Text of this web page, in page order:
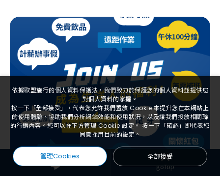
goTop
依據歐盟施行的個人資料保護法，我們致力於保護您的個人資料並提供您
對個人資料的掌握。
按一下「全部接受」，代表您允許我們置放 Cookie 來提升您在本網站上
的使用體驗、協助我們分析網站效能和使用狀況，以及讓我們投放相關聯
的行銷內容。您可以在下方管理 Cookie 設定。 按一下「確認」即代表您
同意採用目前的設定。
管理Cookies 全部接受